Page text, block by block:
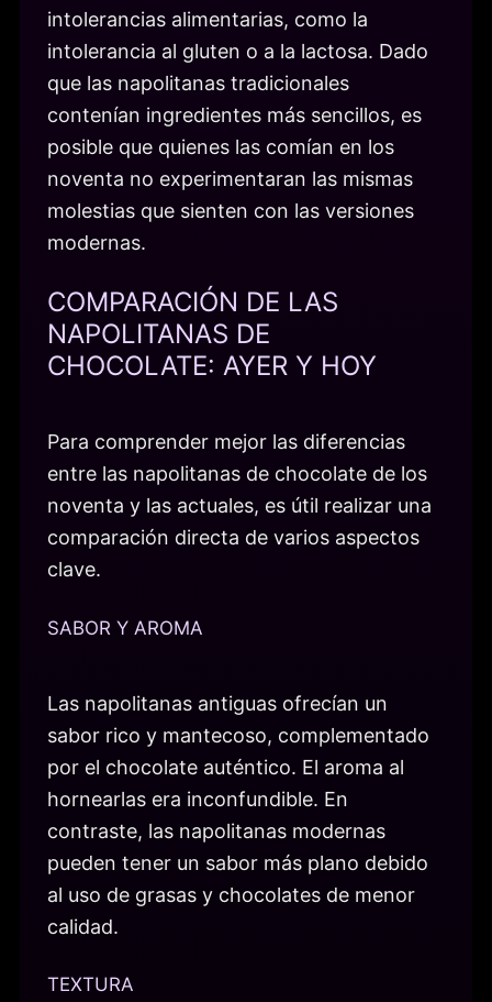
intolerancias alimentarias, como la
intolerancia al gluten o a la lactosa. Dado
que las napolitanas tradicionales
contenían ingredientes más sencillos, es
posible que quienes las comían en los
noventa no experimentaran las mismas
molestias que sienten con las versiones
modernas.
COMPARACIÓN DE LAS
NAPOLITANAS DE
CHOCOLATE: AYER Y HOY
Para comprender mejor las diferencias
entre las napolitanas de chocolate de los
noventa y las actuales, es útil realizar una
comparación directa de varios aspectos
clave.
SABOR Y AROMA
Las napolitanas antiguas ofrecían un
sabor rico y mantecoso, complementado
por el chocolate auténtico. El aroma al
hornearlas era inconfundible. En
contraste, las napolitanas modernas
pueden tener un sabor más plano debido
al uso de grasas y chocolates de menor
calidad.
TEXTURA